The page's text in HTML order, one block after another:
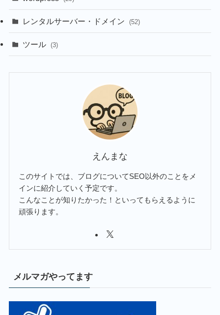
レンタルサーバー・ドメイン (52)
ツール (3)
えんまな
このサイトでは、ブログについてSEO以外のことをメ
インに紹介していく予定です。
こんなことが知りたかった！といってもらえるように
頑張ります。
メルマガやってます